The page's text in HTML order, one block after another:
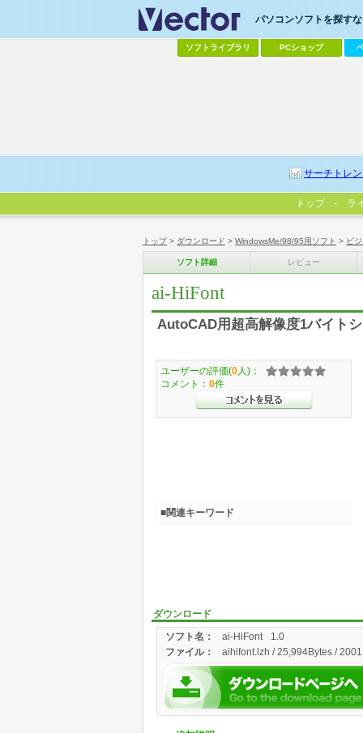
トップ> ダウンロード > WindowsMe/98/95用ソフト > ビ
ソフト詳細 レビュー
ai-HiFont
AutoCAD用超高解像度1バイト
ダウンロード
ソフト名：
ai-HiFont 1.0
ファイル： aihifont.lzh / 25,994Bytes /
ユーザーの評価(0 人)：
コメント： 0件
■関連キーワード
パソコンソフトを探す
ソフトライブラリ PCショップ
サーチトレン
トップ ラ